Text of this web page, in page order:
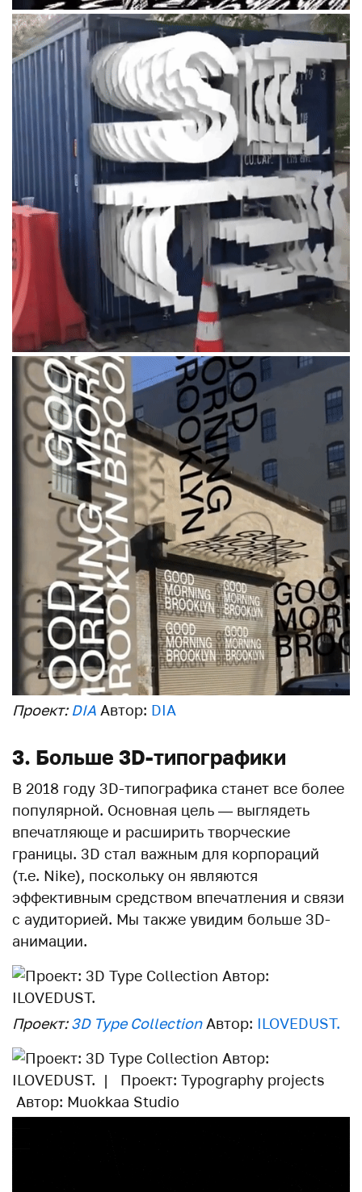
Проект: DIA Автор: DIA
3. Больше 3D-типографики
В 2018 году 3D-типографика станет все более
популярной. Основная цель — выглядеть
впечатляюще и расширить творческие
границы. 3D стал важным для корпораций
(т.е. Nike), поскольку он являются
эффективным средством впечатления и связи
с аудиторией. Мы также увидим больше 3D-
анимации.
Проект:3D Type CollectionАвтор: ILOVEDUST.